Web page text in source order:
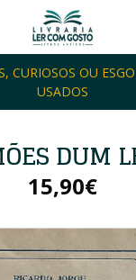
CURIOSOS OU
USADOS
DUM
15,90€